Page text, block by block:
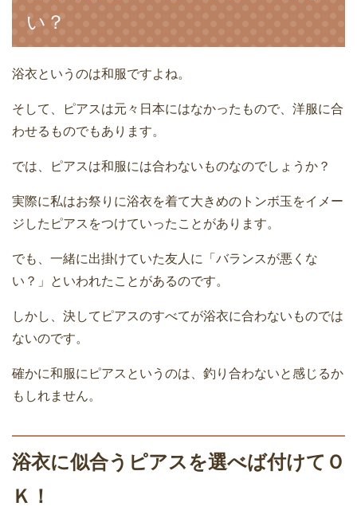
い？
浴衣というのは和服ですよね。
そして、ピアスは元々日本にはなかったもので、洋服に合
わせるものでもあります。
では、ピアスは和服には合わないものなのでしょうか？
実際に私はお祭りに浴衣を着て大きめのトンボ玉をイメー
ジしたピアスをつけていったことがあります。
でも、一緒に出掛けていた友人に「バランスが悪くな
い？」といわれたことがあるのです。
しかし、決してピアスのすべてが浴衣に合わないものでは
ないのです。
確かに和服にピアスというのは、釣り合わないと感じるか
もしれません。
浴衣に似合うピアスを選べば付けてＯ
Ｋ！